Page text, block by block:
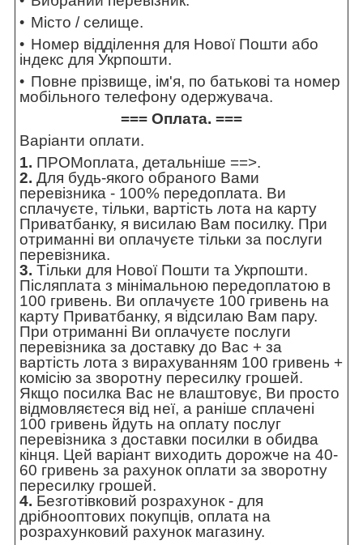
Місто / селище.
Номер відділення для Нової Пошти або
індекс для Укрпошти.
Повне прізвище, ім'я, по батькові та номер
мобільного телефону одержувача.
=== Оплата. ===
Варіанти оплати.
1. ПРОМоплата, детальніше ==>.
2. Для будь-якого обраного Вами
перевізника - 100% передоплата. Ви
сплачуєте, тільки, вартість лота на карту
Приватбанку, я висилаю Вам посилку. При
отриманні ви оплачуєте тільки за послуги
перевізника.
3. Тільки для Нової Пошти та Укрпошти.
Післяплата з мінімальною передоплатою в
100 гривень. Ви оплачуєте 100 гривень на
карту Приватбанку, я відсилаю Вам пару.
При отриманні Ви оплачуєте послуги
перевізника за доставку до Вас + за
вартість лота з вирахуванням 100 гривень +
комісію за зворотну пересилку грошей.
Якщо посилка Вас не влаштовує, Ви просто
відмовляєтеся від неї, а раніше сплачені
100 гривень йдуть на оплату послуг
перевізника з доставки посилки в обидва
кінця. Цей варіант виходить дорожче на 40-
60 гривень за рахунок оплати за зворотну
пересилку грошей.
4. Безготівковий розрахунок - для
дрібнооптових покупців, оплата на
розрахунковий рахунок магазину.